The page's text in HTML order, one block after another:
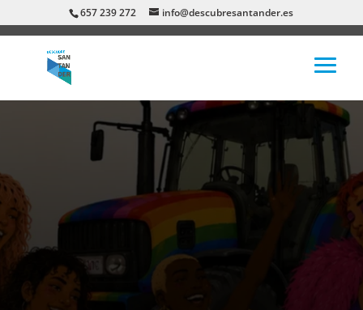
657 239 272 info@descubresantander.es